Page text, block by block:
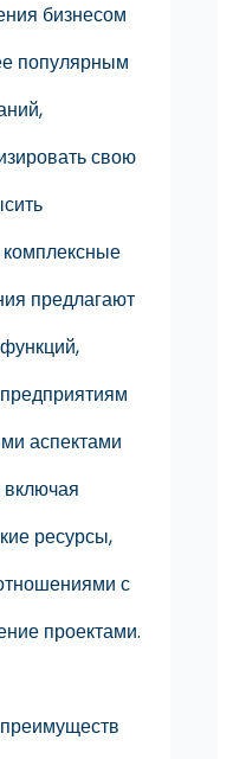
бизнесом
популярным
свою
предлагают
аспектами
включая
ресурсы,
с
проектами.